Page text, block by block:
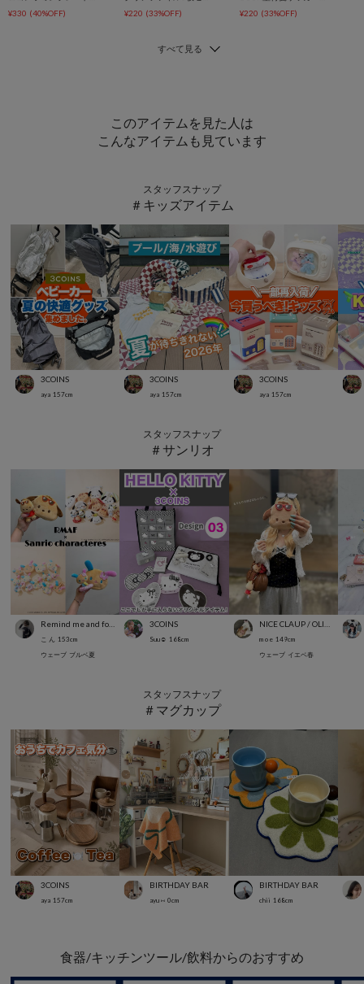
¥330 (40%OFF)
¥220 (33%OFF)
¥220 (33%OFF)
このアイテムを見た人は
こんなアイテムも見ています
スタッフスナップ
＃キッズアイテム
3COINS
aya 157cm
3COINS
aya 157cm
3COINS
aya 157cm
スタッフスナップ
＃サンリオ
こ ん 153cm
ウェーブ ブルベ夏
3COINS
Suu☺︎ 168cm m o e 149cm
ウェーブ イエベ春
スタッフスナップ
＃マグカップ
3COINS
aya 157cm
BIRTHDAY BAR
ayu ⑅ 0cm
BIRTHDAY BAR
chii 168cm
食器/キッチンツール/飲料からのおすすめ